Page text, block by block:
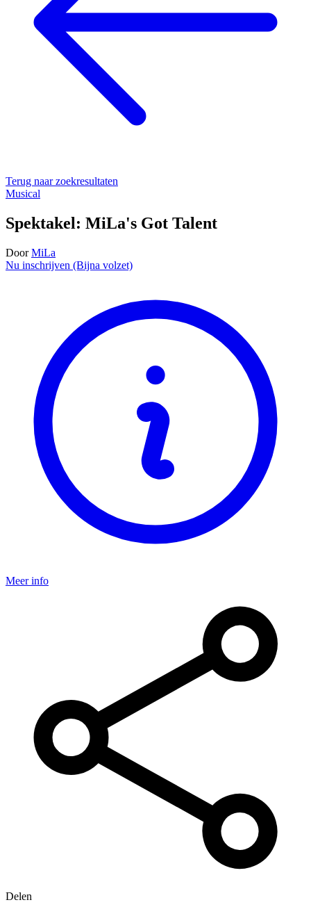
Terug naar zoekresultaten
Musical
Spektakel: MiLa's Got Talent
Door MiLa
Nu inschrijven (Bijna volzet)
Meer info
Delen